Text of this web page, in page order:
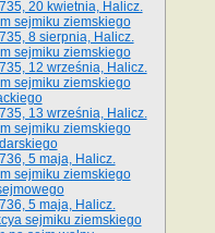
20 kwietnia, Halicz.
sejmiku ziemskiego
8 sierpnia, Halicz.
sejmiku ziemskiego
12 września, Halicz.
sejmiku ziemskiego
13 września, Halicz.
sejmiku ziemskiego
5 maja, Halicz.
sejmiku ziemskiego
5 maja, Halicz.
sejmiku ziemskiego